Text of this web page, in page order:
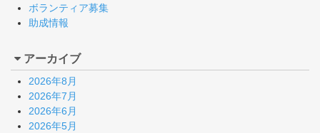
ボランティア募集
助成情報
アーカイブ
2026年8月
2026年7月
2026年6月
2026年5月